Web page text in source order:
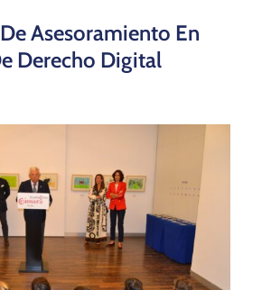
Asesoramiento En
Derecho Digital